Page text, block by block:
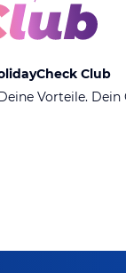
Club
Vorteile. Dein